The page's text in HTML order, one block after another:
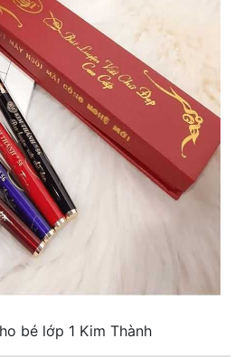
bé lớp 1 Kim Thành